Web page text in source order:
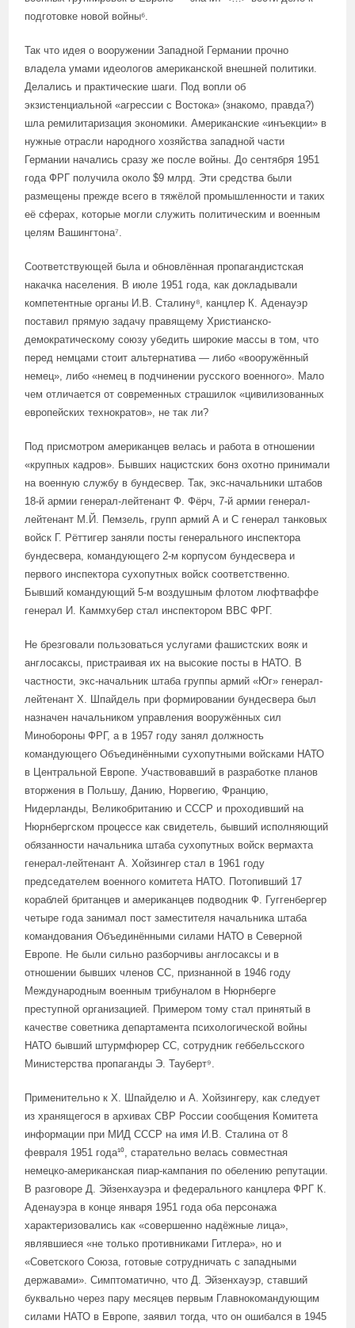
подготовке новой войны⁶.
Так что идея о вооружении Западной Германии прочно
владела умами идеологов американской внешней политики.
Делались и практические шаги. Под вопли об
экзистенциальной «агрессии с Востока» (знакомо, правда?)
шла ремилитаризация экономики. Американские «инъекции» в
нужные отрасли народного хозяйства западной части
Германии начались сразу же после войны. До сентября 1951
года ФРГ получила около $9 млрд. Эти средства были
размещены прежде всего в тяжёлой промышленности и таких
её сферах, которые могли служить политическим и военным
целям Вашингтона⁷.
Соответствующей была и обновлённая пропагандистская
накачка населения. В июле 1951 года, как докладывали
компетентные органы И.В. Сталину⁸, канцлер К. Аденауэр
поставил прямую задачу правящему Христианско-
демократическому союзу убедить широкие массы в том, что
перед немцами стоит альтернатива — либо «вооружённый
немец», либо «немец в подчинении русского военного». Мало
чем отличается от современных страшилок «цивилизованных
европейских технократов», не так ли?
Под присмотром американцев велась и работа в отношении
«крупных кадров». Бывших нацистских бонз охотно принимали
на военную службу в бундесвер. Так, экс-начальники штабов
18-й армии генерал-лейтенант Ф. Фёрч, 7-й армии генерал-
лейтенант М.Й. Пемзель, групп армий А и С генерал танковых
войск Г. Рёттигер заняли посты генерального инспектора
бундесвера, командующего 2-м корпусом бундесвера и
первого инспектора сухопутных войск соответственно.
Бывший командующий 5-м воздушным флотом люфтваффе
генерал И. Каммхубер стал инспектором ВВС ФРГ.
Не брезговали пользоваться услугами фашистских вояк и
англосаксы, пристраивая их на высокие посты в НАТО. В
частности, экс-начальник штаба группы армий «Юг» генерал-
лейтенант Х. Шпайдель при формировании бундесвера был
назначен начальником управления вооружённых сил
Минобороны ФРГ, а в 1957 году занял должность
командующего Объединёнными сухопутными войсками НАТО
в Центральной Европе. Участвовавший в разработке планов
вторжения в Польшу, Данию, Норвегию, Францию,
Нидерланды, Великобританию и СССР и проходивший на
Нюрнбергском процессе как свидетель, бывший исполняющий
обязанности начальника штаба сухопутных войск вермахта
генерал-лейтенант А. Хойзингер стал в 1961 году
председателем военного комитета НАТО. Потопивший 17
кораблей британцев и американцев подводник Ф. Гуггенбергер
четыре года занимал пост заместителя начальника штаба
командования Объединёнными силами НАТО в Северной
Европе. Не были сильно разборчивы англосаксы и в
отношении бывших членов СС, признанной в 1946 году
Международным военным трибуналом в Нюрнберге
преступной организацией. Примером тому стал принятый в
качестве советника департамента психологической войны
НАТО бывший штурмфюрер СС, сотрудник геббельсского
Министерства пропаганды Э. Тауберт⁹.
Применительно к Х. Шпайделю и А. Хойзингеру, как следует
из хранящегося в архивах СВР России сообщения Комитета
информации при МИД СССР на имя И.В. Сталина от 8
февраля 1951 года¹⁰, старательно велась совместная
немецко-американская пиар-кампания по обелению репутации.
В разговоре Д. Эйзенхауэра и федерального канцлера ФРГ К.
Аденауэра в конце января 1951 года оба персонажа
характеризовались как «совершенно надёжные лица»,
являвшиеся «не только противниками Гитлера», но и
«Советского Союза, готовые сотрудничать с западными
державами». Симптоматично, что Д. Эйзенхауэр, ставший
буквально через пару месяцев первым Главнокомандующим
силами НАТО в Европе, заявил тогда, что он ошибался в 1945